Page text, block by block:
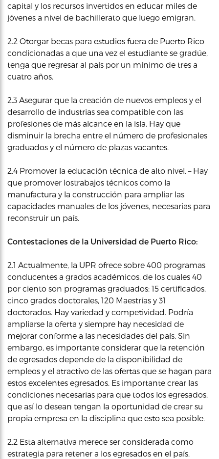
capital y los recursos invertidos en educar miles de
jóvenes a nivel de bachillerato que luego emigran.
2.2 Otorgar becas para estudios fuera de Puerto Rico
condicionadas a que una vez el estudiante se gradúe,
tenga que regresar al país por un mínimo de tres a
cuatro años.
2.3 Asegurar que la creación de nuevos empleos y el
desarrollo de industrias sea compatible con las
profesiones de más alcance en la isla. Hay que
disminuir la brecha entre el número de profesionales
graduados y el número de plazas vacantes.
2.4 Promover la educación técnica de alto nivel. – Hay
que promover lostrabajos técnicos como la
manufactura y la construcción para ampliar las
capacidades manuales de los jóvenes, necesarias para
reconstruir un país.
Contestaciones de la Universidad de Puerto Rico:
2.1 Actualmente, la UPR ofrece sobre 400 programas
conducentes a grados académicos, de los cuales 40
por ciento son programas graduados: 15 certificados,
cinco grados doctorales, 120 Maestrías y 31
doctorados. Hay variedad y competividad. Podría
ampliarse la oferta y siempre hay necesidad de
mejorar conforme a las necesidades del país. Sin
embargo, es importante considerar que la retención
de egresados depende de la disponibilidad de
empleos y el atractivo de las ofertas que se hagan para
estos excelentes egresados. Es importante crear las
condiciones necesarias para que todos los egresados,
que así lo desean tengan la oportunidad de crear su
propia empresa en la disciplina que esto sea posible.
2.2 Esta alternativa merece ser considerada como
estrategia para retener a los egresados en el país.